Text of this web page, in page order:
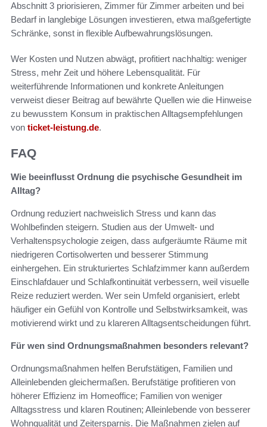
Abschnitt 3 priorisieren, Zimmer für Zimmer arbeiten und bei
Bedarf in langlebige Lösungen investieren, etwa maßgefertigte
Schränke, sonst in flexible Aufbewahrungslösungen.
Wer Kosten und Nutzen abwägt, profitiert nachhaltig: weniger
Stress, mehr Zeit und höhere Lebensqualität. Für
weiterführende Informationen und konkrete Anleitungen
verweist dieser Beitrag auf bewährte Quellen wie die Hinweise
zu bewusstem Konsum in praktischen Alltagsempfehlungen
von ticket-leistung.de.
FAQ
Wie beeinflusst Ordnung die psychische Gesundheit im
Alltag?
Ordnung reduziert nachweislich Stress und kann das
Wohlbefinden steigern. Studien aus der Umwelt- und
Verhaltenspsychologie zeigen, dass aufgeräumte Räume mit
niedrigeren Cortisolwerten und besserer Stimmung
einhergehen. Ein strukturiertes Schlafzimmer kann außerdem
Einschlafdauer und Schlafkontinuität verbessern, weil visuelle
Reize reduziert werden. Wer sein Umfeld organisiert, erlebt
häufiger ein Gefühl von Kontrolle und Selbstwirksamkeit, was
motivierend wirkt und zu klareren Alltagsentscheidungen führt.
Für wen sind Ordnungsmaßnahmen besonders relevant?
Ordnungsmaßnahmen helfen Berufstätigen, Familien und
Alleinlebenden gleichermaßen. Berufstätige profitieren von
höherer Effizienz im Homeoffice; Familien von weniger
Alltagsstress und klaren Routinen; Alleinlebende von besserer
Wohnqualität und Zeitersparnis. Die Maßnahmen zielen auf